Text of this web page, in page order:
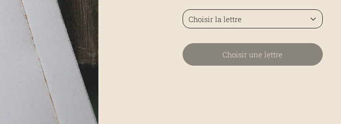
Choisir une lettre